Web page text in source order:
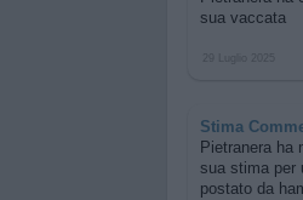
sua vaccata
Stima
Pietranera ha
sua stima per
postato da